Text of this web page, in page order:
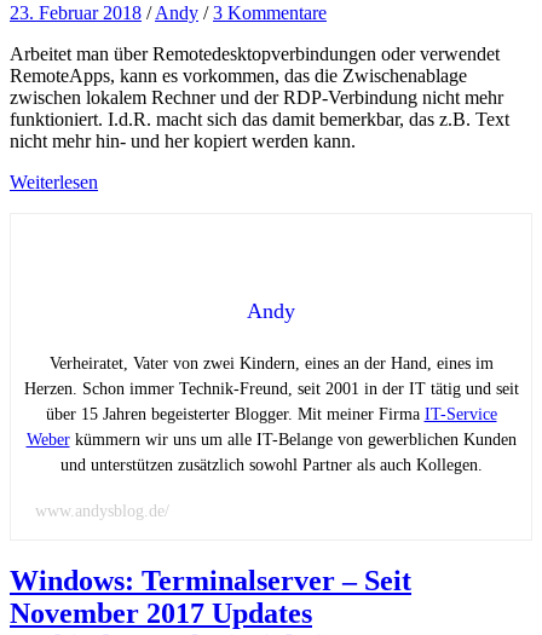
23. Februar 2018 /Andy /3 Kommentare
Arbeitet man über Remotedesktopverbindungen oder verwendet
RemoteApps, kann es vorkommen, das die Zwischenablage
zwischen lokalem Rechner und der RDP-Verbindung nicht mehr
funktioniert. I.d.R. macht sich das damit bemerkbar, das z.B. Text
nicht mehr hin- und her kopiert werden kann.
Weiterlesen
Andy
Verheiratet, Vater von zwei Kindern, eines an der Hand, eines im
Herzen. Schon immer Technik-Freund, seit 2001 in der IT tätig und seit
über 15 Jahren begeisterter Blogger. Mit meiner Firma IT-Service
Weberkümmern wir uns um alle IT-Belange von gewerblichen Kunden
und unterstützen zusätzlich sowohl Partner als auch Kollegen.
www.andysblog.de/
Windows: Terminalserver – Seit
November 2017 Updates